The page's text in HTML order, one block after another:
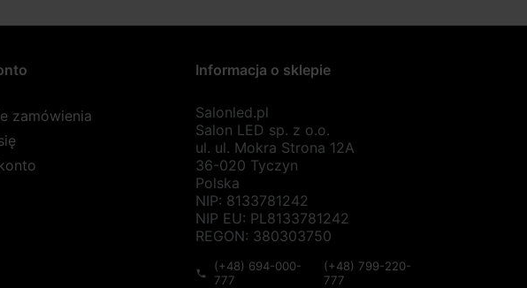
zamówienia
Informacja o sklepie
Salonled.pl
Salon LED sp. z o.o.
ul. ul. Mokra Strona 12A
36-020 Tyczyn
Polska
NIP: 8133781242
NIP EU: PL8133781242
REGON: 380303750
phone
(+48) 694-000-
777
(+48) 799-220-
777